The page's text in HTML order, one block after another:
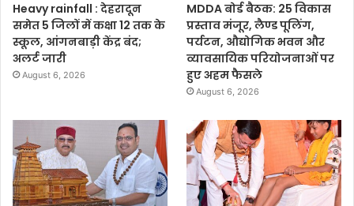
Heavy rainfall : देहरादून
समेत 5 जिलों में कक्षा 12 तक के
स्कूल, आंगनबाड़ी केंद्र बंद;
अलर्ट जारी
August 6, 2026
MDDA बोर्ड बैठक: 25 विकास
प्रस्ताव मंजूर, लैण्ड पूलिंग,
पर्यटन, औद्योगिक भवन और
व्यावसायिक परियोजनाओं पर
हुए अहम फैसले
August 6, 2026